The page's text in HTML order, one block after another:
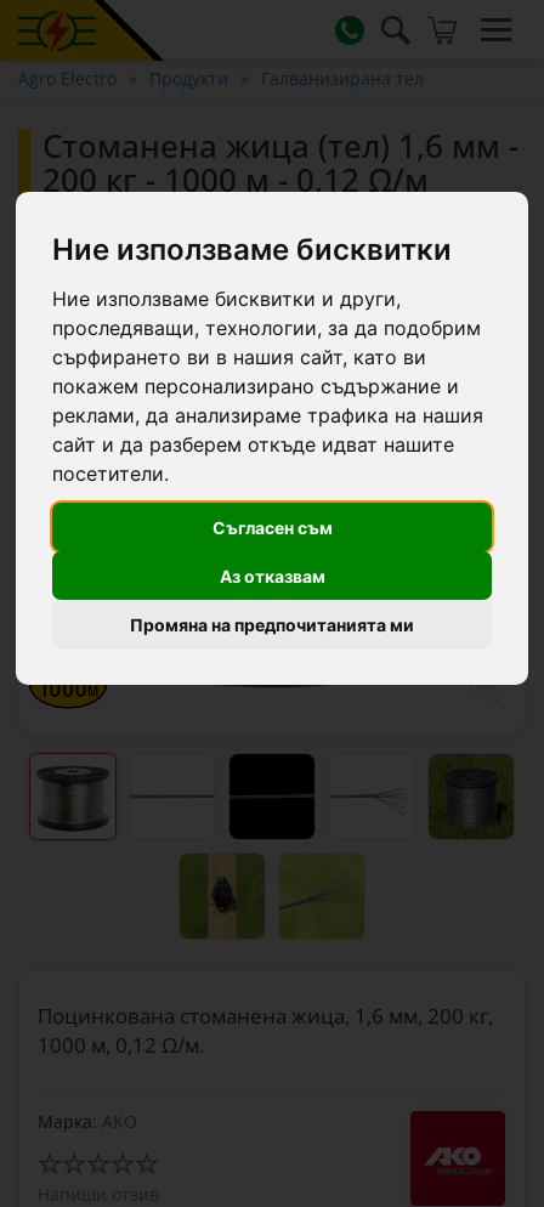
Ние използваме бисквитки
Ние използваме бисквитки и други,
проследяващи, технологии, за да подобрим
сърфирането ви в нашия сайт, като ви
покажем персонализирано съдържание и
реклами, да анализираме трафика на нашия
сайт и да разберем откъде идват нашите
посетители.
Съгласен съм
Аз отказвам
Промяна на предпочитанията ми
Agro Electro Продукти Галванизирана тел
Стоманена жица (тел) 1,6 мм -
200 кг - 1000 м - 0,12 Ω/м
Топ фаворит
Поцинкована стоманена жица, 1,6 мм, 200 кг,
1000 м, 0,12 Ω/м.
Марка: AKO
Напиши отзив